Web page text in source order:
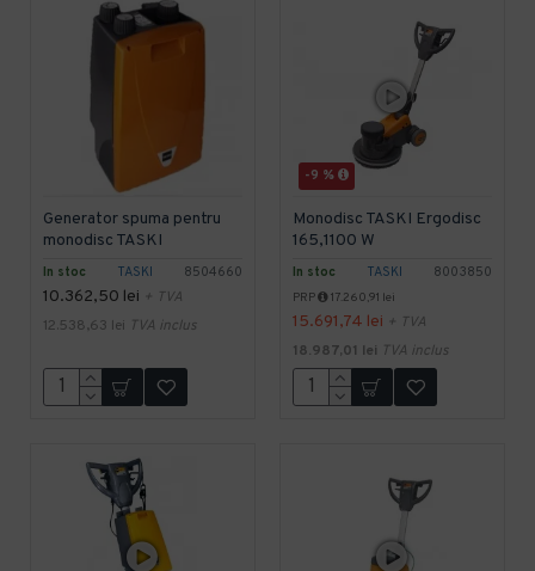
In stoc TASKI 8504660
Generator spuma pentru
monodisc TASKI
10.362,50 lei + TVA
12.538,63 lei TVA inclus
-9 %
In stoc TASKI 8003850
Monodisc TASKI Ergodisc
165,1100 W
PRP 17.260,91 lei
15.691,74 lei + TVA
18.987,01 lei TVA inclus